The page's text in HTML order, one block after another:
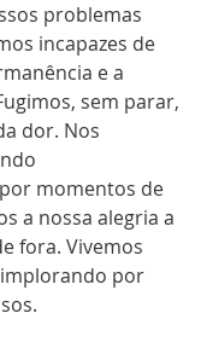
problemas
incapazes de
e a
sem parar,
dor. Nos
momentos de
a nossa alegria a
fora. Vivemos
por